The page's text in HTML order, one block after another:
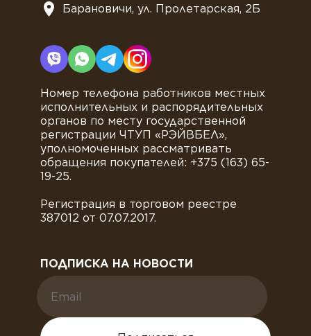
Барановичи, ул. Пролетарская, 2Б
Номер телефона работников местных
исполнительных и распорядительных
органов по месту государственной
регистрации ЧТУП «РЭЙВБЕЛ»,
уполномоченных рассматривать
обращения покупателей: +375 (163) 65-
19-25.
Регистрация в торговом реестре
387012 от 07.07.2017.
ПОДПИСКА НА НОВОСТИ